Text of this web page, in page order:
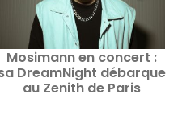
Mosimann en concert :
DreamNight débarque
au Zenith de Paris